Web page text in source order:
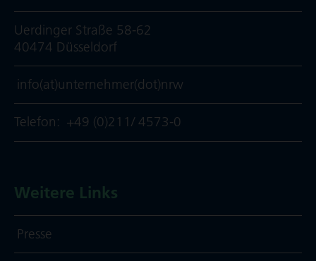
Uerdinger Straße 58-62
40474 Düsseldorf
info(at)unternehmer(dot)nrw
Telefon: +49 (0)211/ 4573-0
Weitere Links
Presse